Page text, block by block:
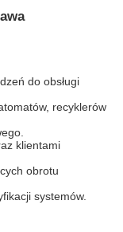
do obsługi
recyklerów
klientami
obrotu
systemów.